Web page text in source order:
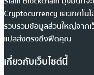
Cryptocurrency และเทคโน
รวบรวมข้อมูลส่วนใหญ่จากเ
แปลส่งตรงถึงฟีดคุณ
เกี่ยวกับเว็บไซต์นี้